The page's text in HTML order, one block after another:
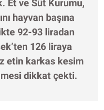
Et ve Süt Kurumu,
hayvan başına
92-93 liradan
126 liraya
etin karkas kesim
dikkat çekti.